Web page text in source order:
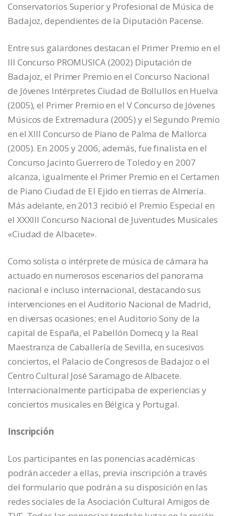
Conservatorios Superior y Profesional de Música de
Badajoz, dependientes de la Diputación Pacense.
Entre sus galardones destacan el Primer Premio en el
III Concurso PROMUSICA (2002) Diputación de
Badajoz, el Primer Premio en el Concurso Nacional
de Jóvenes Intérpretes Ciudad de Bollullos en Huelva
(2005), el Primer Premio en el V Concurso de Jóvenes
Músicos de Extremadura (2005) y el Segundo Premio
en el XIII Concurso de Piano de Palma de Mallorca
(2005). En 2005 y 2006, además, fue finalista en el
Concurso Jacinto Guerrero de Toledo y en 2007
alcanza, igualmente el Primer Premio en el Certamen
de Piano Ciudad de El Ejido en tierras de Almería.
Más adelante, en 2013 recibió el Premio Especial en
el XXXIII Concurso Nacional de Juventudes Musicales
«Ciudad de Albacete».
Como solista o intérprete de música de cámara ha
actuado en numerosos escenarios del panorama
nacional e incluso internacional, destacando sus
intervenciones en el Auditorio Nacional de Madrid,
en diversas ocasiones; en el Auditorio Sony de la
capital de España, el Pabellón Domecq y la Real
Maestranza de Caballería de Sevilla, en sucesivos
conciertos, el Palacio de Congresos de Badajoz o el
Centro Cultural José Saramago de Albacete.
Internacionalmente participaba de experiencias y
conciertos musicales en Bélgica y Portugal.
Inscripción
Los participantes en las ponencias académicas
podrán acceder a ellas, previa inscripción a través
del formulario que podrán a su disposición en las
redes sociales de la Asociación Cultural Amigos de